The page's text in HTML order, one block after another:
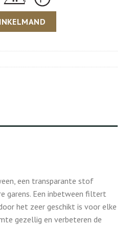
een transparante stof
garens. Een inbetween filtert
het zeer geschikt is voor elke
gezellig en verbeteren de